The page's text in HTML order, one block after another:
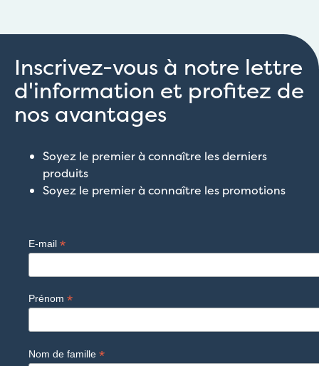
Inscrivez-vous à notre lettre
d'information et profitez de
nos avantages
Soyez le premier à connaître les derniers
produits
Soyez le premier à connaître les promotions
E-mail *
Prénom *
Nom de famille *